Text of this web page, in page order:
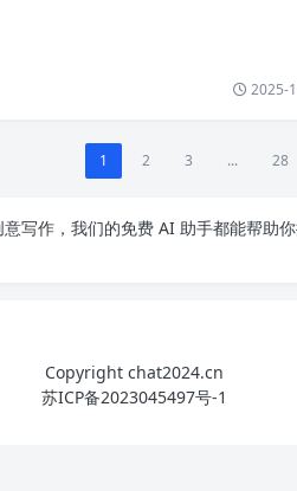
2025-
1 2 3 ... 28
写作，我们的免费 AI 助手都能帮助
Copyright chat2024.cn
苏ICP备2023045497号-1